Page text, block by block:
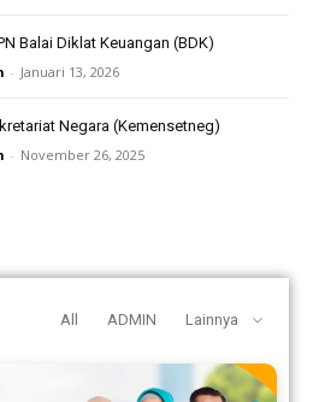
Balai Diklat Keuangan (BDK)
- Januari 13, 2026
Negara (Kemensetneg)
- November 26, 2025
All ADMIN Lainnya